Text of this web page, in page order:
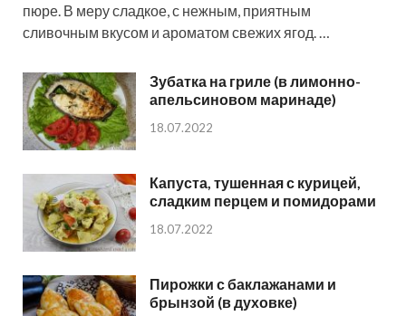
пюре. В меру сладкое, с нежным, приятным
сливочным вкусом и ароматом свежих ягод. …
Зубатка на гриле (в лимонно-
апельсиновом маринаде)
18.07.2022
Капуста, тушенная с курицей,
сладким перцем и помидорами
18.07.2022
Пирожки с баклажанами и
брынзой (в духовке)